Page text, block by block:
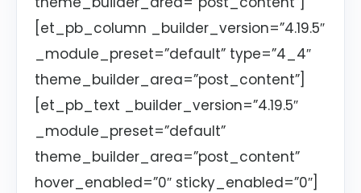
[et_pb_column _builder_version=”4.19.5″
_module_preset=”default” type=”4_4″
theme_builder_area=”post_content”]
[et_pb_text _builder_version=”4.19.5″
_module_preset=”default”
theme_builder_area=”post_content”
hover_enabled=”0″ sticky_enabled=”0″]